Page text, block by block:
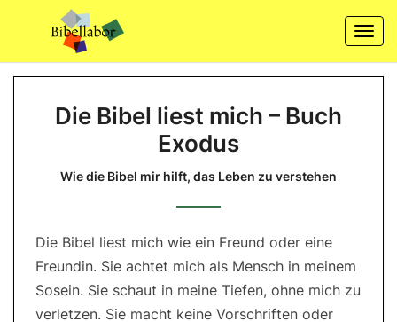
content
Bibel
liest
mich
Exodus
Wie
Bibel
hilft,
Die Bibel liest mich – Buch
Exodus
Wie die Bibel mir hilft, das Leben zu verstehen
Die Bibel liest mich wie ein Freund oder eine
Freundin. Sie achtet mich als Mensch in meinem
Sosein. Sie schaut in meine Tiefen, ohne mich zu
verletzen. Sie macht keine Vorschriften oder